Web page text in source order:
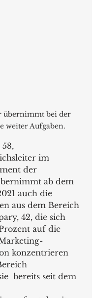
übernimmt bei der
weiter Aufgaben.
im
der
ab dem
auch die
aus dem Bereich
42, die sich
auf die
konzentrieren
bereits seit dem